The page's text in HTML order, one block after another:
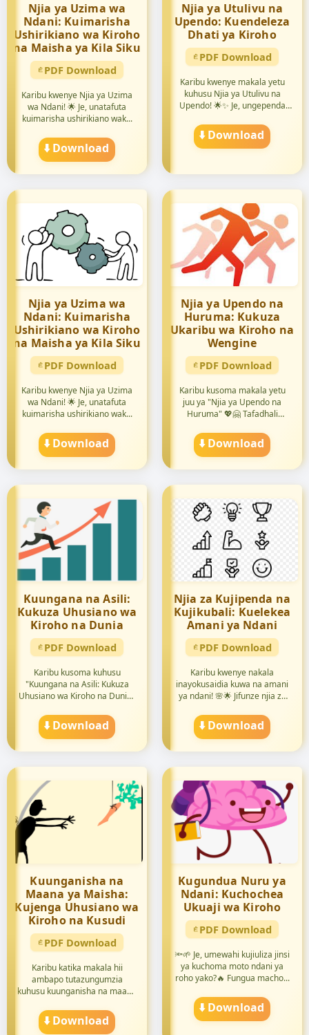
Njia ya Uzima wa
Ndani: Kuimarisha
Ushirikiano wa Kiroho
na Maisha ya Kila Siku
PDF Download
Karibu kwenye Njia ya Uzima
wa Ndani! 🌟 Je, unatafuta
kuimarisha ushirikiano wak...
⬇️ Download
Njia ya Utulivu na
Upendo: Kuendeleza
Dhati ya Kiroho
PDF Download
Karibu kwenye makala yetu
kuhusu Njia ya Utulivu na
Upendo! 🌟✨ Je, ungependa
⬇️ Download
Njia ya Uzima wa
Ndani: Kuimarisha
Ushirikiano wa Kiroho
na Maisha ya Kila Siku
PDF Download
Karibu kwenye Njia ya Uzima
wa Ndani! 🌟 Je, unatafuta
kuimarisha ushirikiano wak...
⬇️ Download
Njia ya Upendo na
Huruma: Kukuza
Ukaribu wa Kiroho na
Wengine
PDF Download
Karibu kusoma makala yetu
juu ya "Njia ya Upendo na
Huruma" 💖🤗 Tafadhali
⬇️ Download
Kuungana na Asili:
Kukuza Uhusiano wa
Kiroho na Dunia
PDF Download
Karibu kusoma kuhusu
"Kuungana na Asili: Kukuza
Uhusiano wa Kiroho na Dunia"
⬇️ Download
Njia za Kujipenda na
Kujikubali: Kuelekea
Amani ya Ndani
PDF Download
Karibu kwenye nakala
inayokusaidia kuwa na amani
ya ndani! 🌸🌟 Jifunze njia za
⬇️ Download
Kuunganisha na
Maana ya Maisha:
Kujenga Uhusiano wa
Kiroho na Kusudi
PDF Download
Karibu katika makala hii
ambapo tutazungumzia
kuhusu kuunganisha na maana
⬇️ Download
Kugundua Nuru ya
Ndani: Kuchochea
Ukuaji wa Kiroho
PDF Download
🔦🌱 Je, umewahi kujiuliza jinsi
ya kuchoma moto ndani ya
roho yako?🔥 Fungua macho...
⬇️ Download